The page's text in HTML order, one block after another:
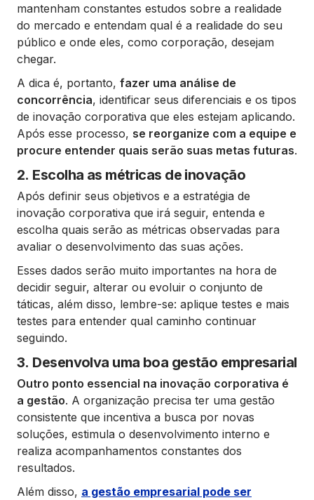
mantenham constantes estudos sobre a realidade
do mercado e entendam qual é a realidade do seu
público e onde eles, como corporação, desejam
chegar.
A dica é, portanto, fazer uma análise de
concorrência, identificar seus diferenciais e os tipos
de inovação corporativa que eles estejam aplicando.
Após esse processo, se reorganize com a equipe e
procure entender quais serão suas metas futuras.
2. Escolha as métricas de inovação
Após definir seus objetivos e a estratégia de
inovação corporativa que irá seguir, entenda e
escolha quais serão as métricas observadas para
avaliar o desenvolvimento das suas ações.
Esses dados serão muito importantes na hora de
decidir seguir, alterar ou evoluir o conjunto de
táticas, além disso, lembre-se: aplique testes e mais
testes para entender qual caminho continuar
seguindo.
3. Desenvolva uma boa gestão empresarial
Outro ponto essencial na inovação corporativa é
a gestão. A organização precisa ter uma gestão
consistente que incentiva a busca por novas
soluções, estimula o desenvolvimento interno e
realiza acompanhamentos constantes dos
resultados.
Além disso, a gestão empresarial pode ser